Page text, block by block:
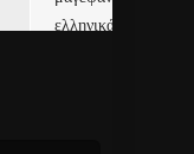
ελληνικά κάλαντα!